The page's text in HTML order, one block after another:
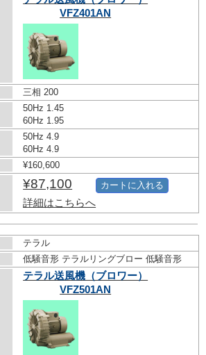
VFZ401AN
三相 200
50Hz 1.45
60Hz 1.95
50Hz 4.9
60Hz 4.9
¥160,600
¥87,100
詳細はこちらへ
カートに入れる
テラル
低騒音形 テラルリングブロー 低騒音形
テラル送風機（ブロワー）
VFZ501AN